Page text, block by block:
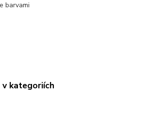
barvami
v kategoriích